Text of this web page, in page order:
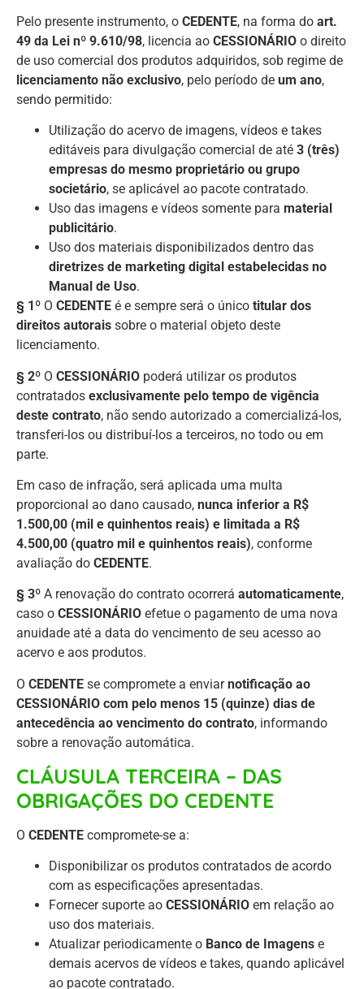
Pelo presente instrumento, o CEDENTE, na forma do art.
49 da Lei nº 9.610/98, licencia ao CESSIONÁRIO o direito
de uso comercial dos produtos adquiridos, sob regime de
licenciamento não exclusivo, pelo período de um ano,
sendo permitido:
Utilização do acervo de imagens, vídeos e takes
editáveis para divulgação comercial de até 3 (três)
empresas do mesmo proprietário ou grupo
societário, se aplicável ao pacote contratado.
Uso das imagens e vídeos somente para material
publicitário.
Uso dos materiais disponibilizados dentro das
diretrizes de marketing digital estabelecidas no
Manual de Uso.
§ 1º O CEDENTE é e sempre será o único titular dos
direitos autorais sobre o material objeto deste
licenciamento.
§ 2º O CESSIONÁRIO poderá utilizar os produtos
contratados exclusivamente pelo tempo de vigência
deste contrato, não sendo autorizado a comercializá-los,
transferi-los ou distribuí-los a terceiros, no todo ou em
parte.
Em caso de infração, será aplicada uma multa
proporcional ao dano causado, nunca inferior a R$
1.500,00 (mil e quinhentos reais) e limitada a R$
4.500,00 (quatro mil e quinhentos reais), conforme
avaliação do CEDENTE.
§ 3º A renovação do contrato ocorrerá automaticamente,
caso o CESSIONÁRIO efetue o pagamento de uma nova
anuidade até a data do vencimento de seu acesso ao
acervo e aos produtos.
O CEDENTE se compromete a enviarnotificação ao
CESSIONÁRIO com pelo menos 15 (quinze) dias de
antecedência ao vencimento do contrato, informando
sobre a renovação automática.
CLÁUSULA TERCEIRA – DAS
OBRIGAÇÕES DO CEDENTE
O CEDENTE compromete-se a:
Disponibilizar os produtos contratados de acordo
com as especificações apresentadas.
Fornecer suporte ao CESSIONÁRIO em relação ao
uso dos materiais.
Atualizar periodicamente o Banco de Imagens e
demais acervos de vídeos e takes, quando aplicável
ao pacote contratado.